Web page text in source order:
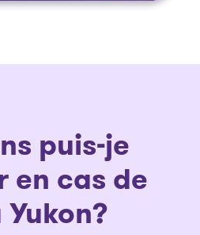
puis-je
en cas de